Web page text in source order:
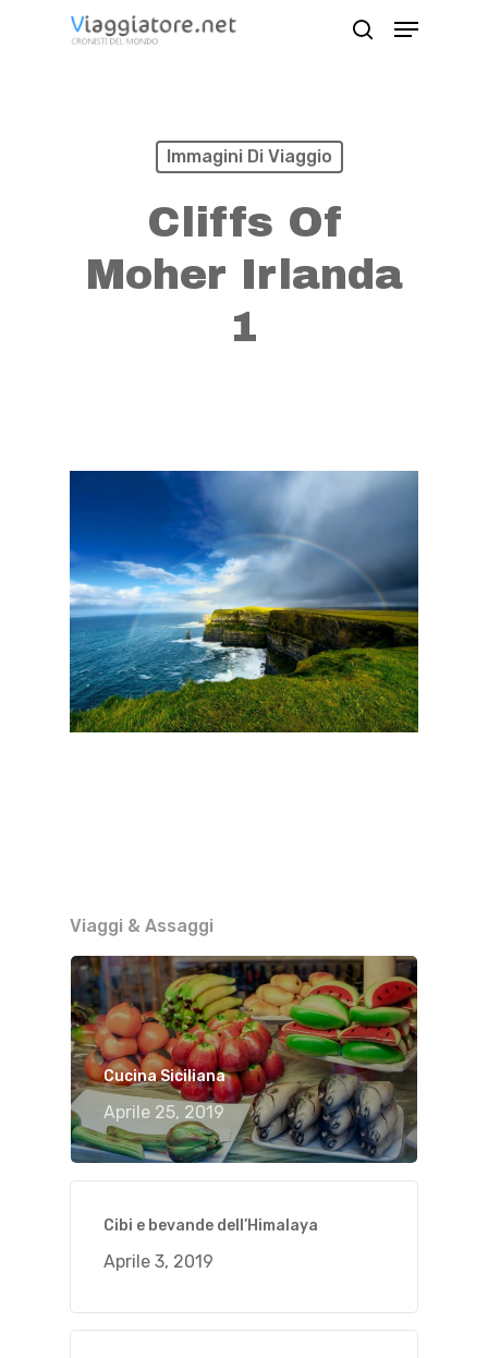
Menu
Immagini Di Viaggio
Cliffs Of
Moher Irlanda
1
Viaggi & Assaggi
Cucina Siciliana
Aprile 25, 2019
Cibi e bevande dell’Himalaya
Aprile 3, 2019